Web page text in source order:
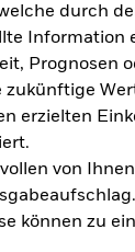
durch
Information
Prognosen
erzielten
von
können zu